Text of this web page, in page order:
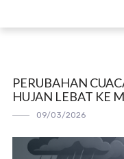
PERUBAHAN
HUJAN LEBAT KE
09/03/2026